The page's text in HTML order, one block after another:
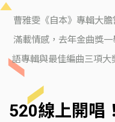
曹雅雯《自本》專輯大
滿載情感，去年金曲獎
語專輯與最佳編曲三項大
520線上開唱